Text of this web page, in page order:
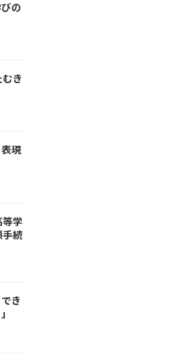
の
き
表現
等学
手続
き